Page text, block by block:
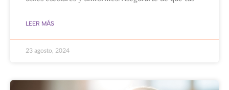
LEER MÁS
23 agosto, 2024